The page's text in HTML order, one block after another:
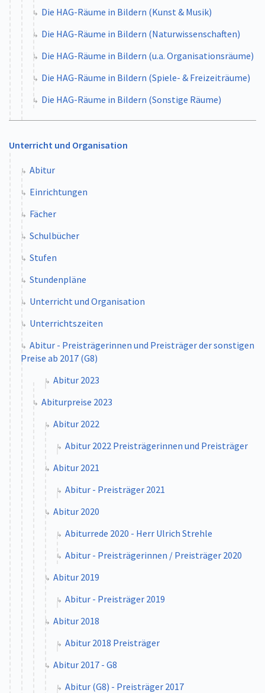
Die HAG-Räume in Bildern (Kunst & Musik)
Die HAG-Räume in Bildern (Naturwissenschaften)
Die HAG-Räume in Bildern (u.a. Organisationsräume)
Die HAG-Räume in Bildern (Spiele- & Freizeiträume)
Die HAG-Räume in Bildern (Sonstige Räume)
Unterricht und Organisation
Abitur
Einrichtungen
Fächer
Schulbücher
Stufen
Stundenpläne
Unterricht und Organisation
Unterrichtszeiten
Abitur - Preisträgerinnen und Preisträger der sonstigen
Preise ab 2017 (G8)
Abitur 2023
Abiturpreise 2023
Abitur 2022
Abitur 2022 Preisträgerinnen und Preisträger
Abitur 2021
Abitur - Preisträger 2021
Abitur 2020
Abiturrede 2020 - Herr Ulrich Strehle
Abitur - Preisträgerinnen / Preisträger 2020
Abitur 2019
Abitur - Preisträger 2019
Abitur 2018
Abitur 2018 Preisträger
Abitur 2017 - G8
Abitur (G8) - Preisträger 2017